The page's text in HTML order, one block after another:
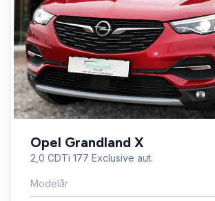
Opel Grandland X
2,0 CDTi 177 Exclusive aut.
Modelår